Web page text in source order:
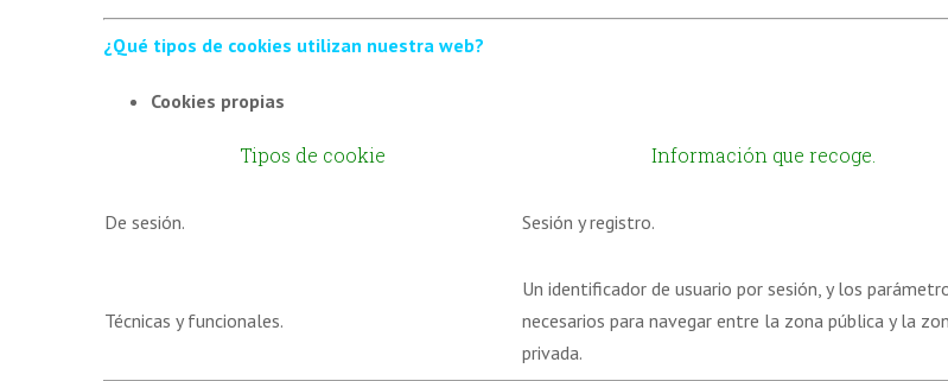
¿Qué tipos de cookies utilizan nuestra web?
Cookies propias
Tipos de cookie Información que recoge.
De sesión. Sesión y registro.
Técnicas y funcionales.
Un identificador de usuario por sesión, y los
necesarios para navegar entre la zona pública y la
privada.